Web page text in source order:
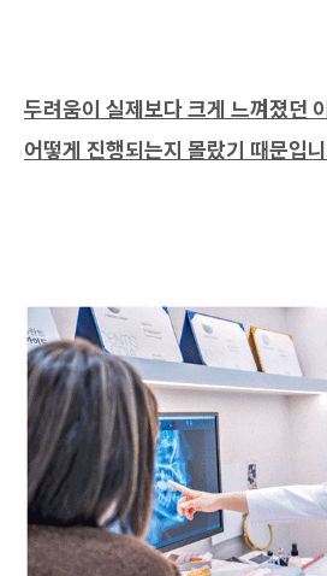
두려움이 실제보다 크게 느껴졌던
어떻게 진행되는지 몰랐기 때문입